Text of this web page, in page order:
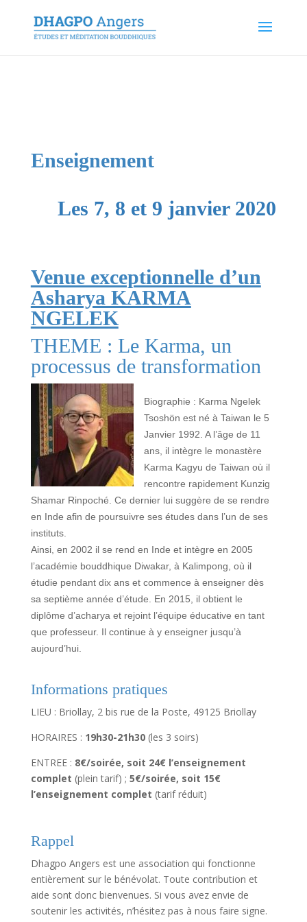
Enseignement
Les 7, 8 et 9 janvier 2020
Venue exceptionnelle d’un
Asharya KARMA
NGELEK
THEME : Le Karma, un
processus de transformation
Biographie : Karma Ngelek
Tsoshön est né à Taiwan le 5
Janvier 1992. A l’âge de 11
ans, il intègre le monastère
Karma Kagyu de Taiwan où il
rencontre rapidement Kunzig
Shamar Rinpoché. Ce dernier lui suggère de se rendre
en Inde afin de poursuivre ses études dans l’un de ses
instituts.
Ainsi, en 2002 il se rend en Inde et intègre en 2005
l’académie bouddhique Diwakar, à Kalimpong, où il
étudie pendant dix ans et commence à enseigner dès
sa septième année d’étude. En 2015, il obtient le
diplôme d’acharya et rejoint l’équipe éducative en tant
que professeur. Il continue à y enseigner jusqu’à
aujourd’hui.
Informations pratiques
LIEU : Briollay, 2 bis rue de la Poste, 49125 Briollay
HORAIRES : 19h30-21h30(les 3 soirs)
ENTREE : 8€/soirée, soit 24€ l’enseignement
complet (plein tarif) ; 5€/soirée, soit 15€
l’enseignement complet (tarif réduit)
Rappel
Dhagpo Angers est une association qui fonctionne
entièrement sur le bénévolat. Toute contribution et
aide sont donc bienvenues. Si vous avez envie de
soutenir les activités, n’hésitez pas à nous faire signe.